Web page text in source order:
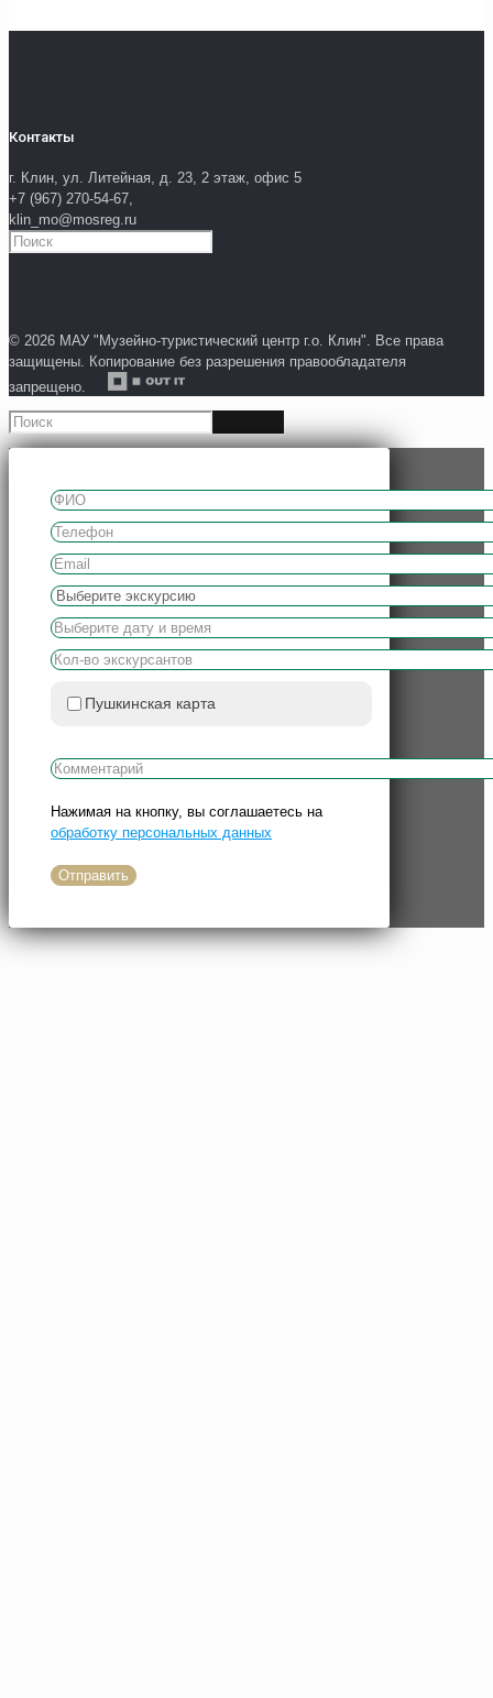
Контакты
г. Клин, ул. Литейная, д. 23, 2 этаж, офис 5
+7 (967) 270-54-67,
klin_mo@mosreg.ru
© 2026 МАУ "Музейно-туристический центр г.о. Клин". Все права
защищены. Копирование без разрешения правообладателя
запрещено.
Пушкинская карта
Нажимая на кнопку, вы соглашаетесь на
обработку персональных данных